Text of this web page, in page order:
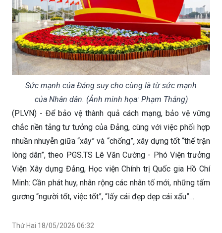
Sức mạnh của Đảng suy cho cùng là từ sức mạnh
của Nhân dân. (Ảnh minh họa: Phạm Thắng)
(PLVN) - Để bảo vệ thành quả cách mạng, bảo vệ vững
chắc nền tảng tư tưởng của Đảng, cùng với việc phối hợp
nhuần nhuyễn giữa “xây” và “chống”, xây dựng tốt “thế trận
lòng dân”, theo PGS.TS Lê Văn Cường - Phó Viện trưởng
Viện Xây dựng Đảng, Học viện Chính trị Quốc gia Hồ Chí
Minh: Cần phát huy, nhân rộng các nhân tố mới, những tấm
gương “người tốt, việc tốt”, “lấy cái đẹp dẹp cái xấu”…
Thứ Hai 18/05/2026 06:32